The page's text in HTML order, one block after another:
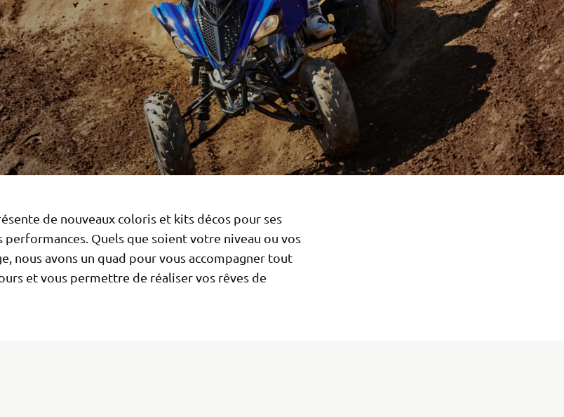
de nouveaux coloris et kits décos pour ses
performances. Quels que soient votre niveau ou vos
nous avons un quad pour vous accompagner tout
et vous permettre de réaliser vos rêves de